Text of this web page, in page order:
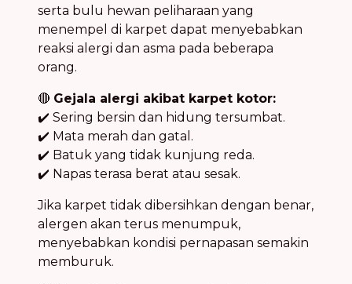
serta bulu hewan peliharaan yang
menempel di karpet dapat menyebabkan
reaksi alergi dan asma pada beberapa
orang.
🔴 Gejala alergi akibat karpet kotor:
✔️ Sering bersin dan hidung tersumbat.
✔️ Mata merah dan gatal.
✔️ Batuk yang tidak kunjung reda.
✔️ Napas terasa berat atau sesak.
Jika karpet tidak dibersihkan dengan benar,
alergen akan terus menumpuk,
menyebabkan kondisi pernapasan semakin
memburuk.